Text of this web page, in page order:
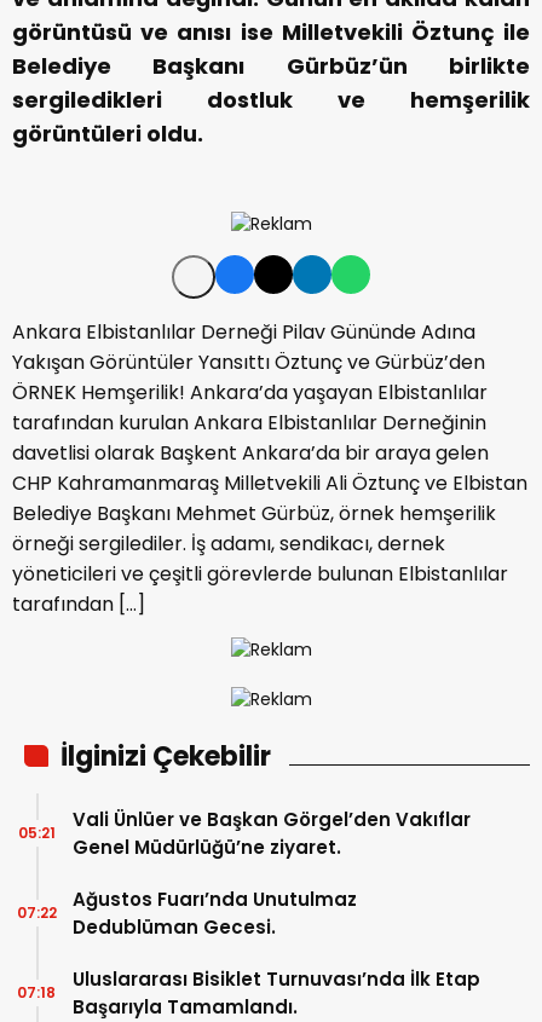
görüntüsü ve anısı ise Milletvekili Öztunç ile
Belediye Başkanı Gürbüz’ün birlikte
sergiledikleri dostluk ve hemşerilik
görüntüleri oldu.
Ankara Elbistanlılar Derneği Pilav Gününde Adına
Yakışan Görüntüler Yansıttı Öztunç ve Gürbüz’den
ÖRNEK Hemşerilik! Ankara’da yaşayan Elbistanlılar
tarafından kurulan Ankara Elbistanlılar Derneğinin
davetlisi olarak Başkent Ankara’da bir araya gelen
CHP Kahramanmaraş Milletvekili Ali Öztunç ve Elbistan
Belediye Başkanı Mehmet Gürbüz, örnek hemşerilik
örneği sergilediler. İş adamı, sendikacı, dernek
yöneticileri ve çeşitli görevlerde bulunan Elbistanlılar
tarafından […]
İlginizi Çekebilir
Vali Ünlüer ve Başkan Görgel’den Vakıflar
Genel Müdürlüğü’ne ziyaret.
05:21
Ağustos Fuarı’nda Unutulmaz
Dedublüman Gecesi.
07:22
Uluslararası Bisiklet Turnuvası’nda İlk Etap
Başarıyla Tamamlandı.
07:18